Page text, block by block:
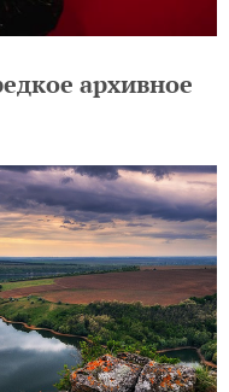
архивное